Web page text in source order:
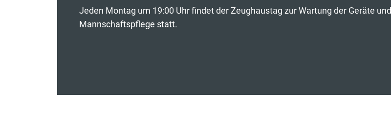
Jeden Montag um 19:00 Uhr findet der Zeughaustag zur Wartung der Geräte und
Mannschaftspflege statt.